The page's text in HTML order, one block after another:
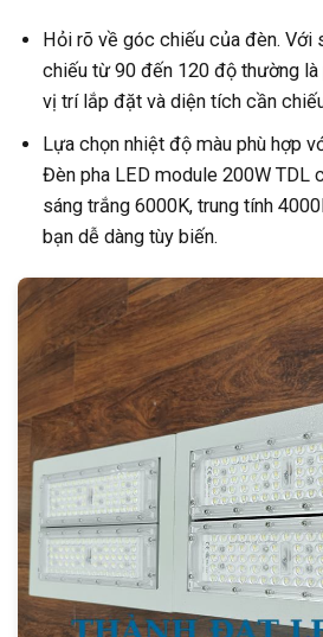
Hỏi rõ về góc chiếu của đèn. Với
chiếu từ 90 đến 120 độ thường là
vị trí lắp đặt và diện tích cần
Lựa chọn nhiệt độ màu phù hợp
Đèn pha LED module 200W TDL
sáng trắng 6000K, trung tính
bạn dễ dàng tùy biến.